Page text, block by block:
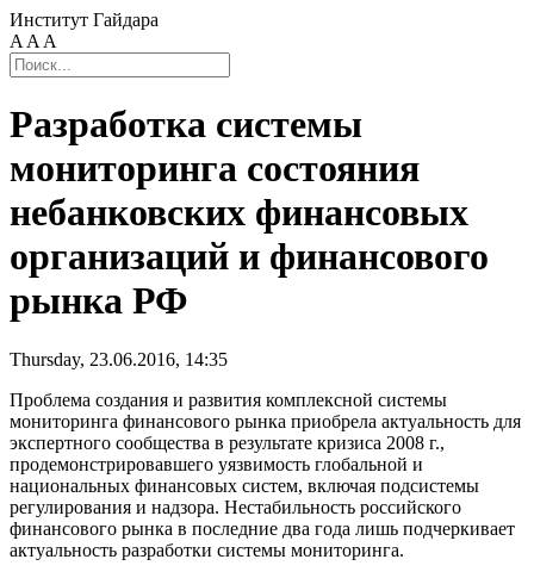
Институт Гайдара
A A A
Разработка системы
мониторинга состояния
небанковских финансовых
организаций и финансового
рынка РФ
Thursday, 23.06.2016, 14:35
Проблема создания и развития комплексной системы
мониторинга финансового рынка приобрела актуальность для
экспертного сообщества в результате кризиса 2008 г.,
продемонстрировавшего уязвимость глобальной и
национальных финансовых систем, включая подсистемы
регулирования и надзора. Нестабильность российского
финансового рынка в последние два года лишь подчеркивает
актуальность разработки системы мониторинга.